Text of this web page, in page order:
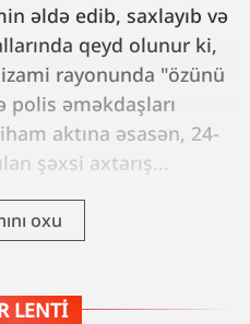
əldə edib, saxlayıb və
qeyd olunur ki,
rayonunda "özünü
polis əməkdaşları
aktına əsasən, 24-
şəxsi axtarış...
oxu
LENTI